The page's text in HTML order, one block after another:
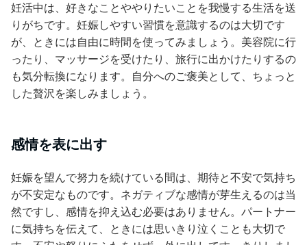
妊活中は、好きなことややりたいことを我慢する生活を送
りがちです。妊娠しやすい習慣を意識するのは大切です
が、ときには自由に時間を使ってみましょう。美容院に行
ったり、マッサージを受けたり、旅行に出かけたりするの
も気分転換になります。自分へのご褒美として、ちょっと
した贅沢を楽しみましょう。
感情を表に出す
妊娠を望んで努力を続けている間は、期待と不安で気持ち
が不安定なものです。ネガティブな感情が芽生えるのは当
然ですし、感情を抑え込む必要はありません。パートナー
に気持ちを伝えて、ときには思いきり泣くことも大切で